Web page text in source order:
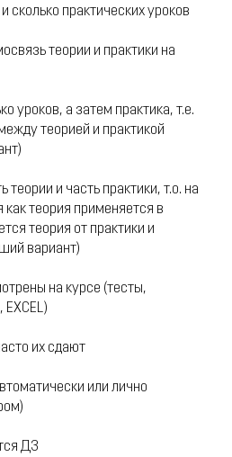
сколько практических уроков
теории и практики на
уроков, а затем практика, т.е.
теорией и практикой
теории и часть практики, т.о. на
теория применяется в
теория от практики и
вариант)
на курсе (тесты,
EXCEL)
их сдают
или лично
ДЗ